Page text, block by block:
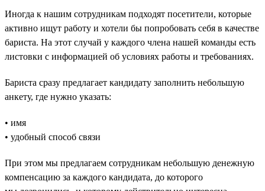
Иногда к нашим сотрудникам подходят посетители, которые
активно ищут работу и хотели бы попробовать себя в качестве
бариста. На этот случай у каждого члена нашей команды есть
листовки с информацией об условиях работы и требованиях.
Бариста сразу предлагает кандидату заполнить небольшую
анкету, где нужно указать:
• имя
• удобный способ связи
При этом мы предлагаем сотрудникам небольшую денежную
компенсацию за каждого кандидата, до которого